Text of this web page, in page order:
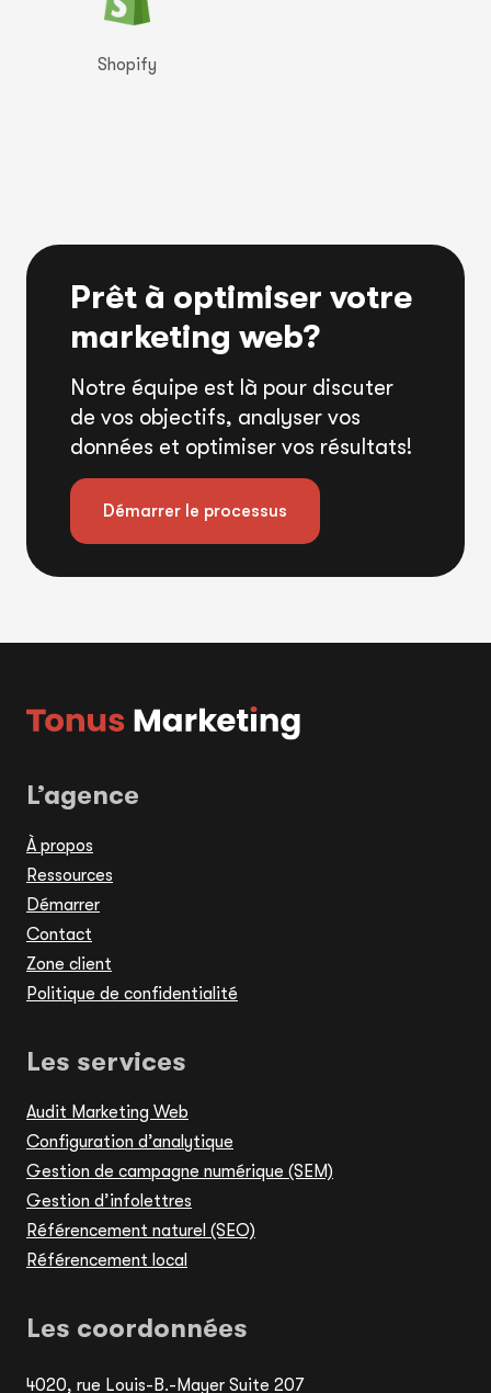
Shopify
Prêt à optimiser votre
marketing web?
Notre équipe est là pour discuter
de vos objectifs, analyser vos
données et optimiser vos résultats!
Démarrer le processus
L’agence
À propos
Ressources
Démarrer
Contact
Zone client
Politique de confidentialité
Les services
Audit Marketing Web
Configuration d’analytique
Gestion de campagne numérique (SEM)
Gestion d’infolettres
Référencement naturel (SEO)
Référencement local
Les coordonnées
4020, rue Louis-B.-Mayer Suite 207